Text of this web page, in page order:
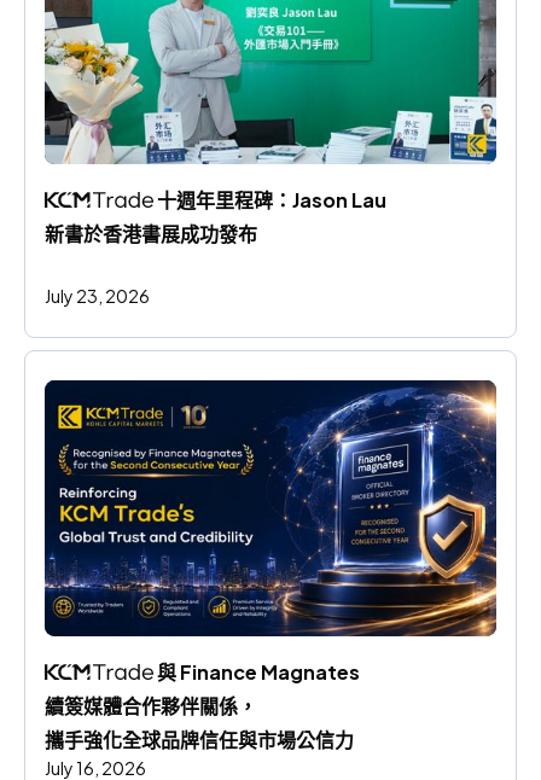
十週年里程碑：Jason Lau
新書於香港書展成功發布
July 23, 2026
與 Finance Magnates
續簽媒體合作夥伴關係，
攜手強化全球品牌信任與市場公信力
July 16, 2026